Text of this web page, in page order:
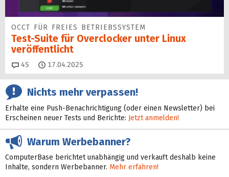
OCCT FÜR FREIES BETRIEBSSYSTEM
Test-Suite für Overclocker unter Linux
veröffentlicht
45 Kommentare
17.04.2025
Nichts mehr verpassen!
Erhalte eine Push-Benachrichtigung (oder einen Newsletter) bei
Erscheinen neuer Tests und Berichte: Jetzt anmelden!
Warum Werbebanner?
ComputerBase berichtet unabhängig und verkauft deshalb keine
Inhalte, sondern Werbebanner. Mehr erfahren!